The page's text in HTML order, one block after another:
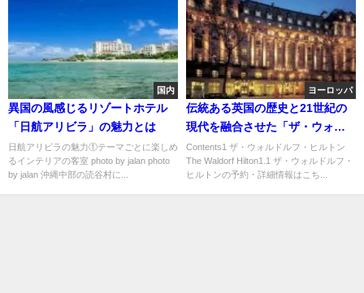
国内
異国の風感じるリゾートホテル
「日航アリビラ」の魅力とは
日航アリビラの魅力①テーマごとに楽しめ
るインテリアの客室 photo by jalan photo
by jalan 沖縄中部の読谷村に...
ヨーロッパ
伝統ある英国の歴史と21世紀の
現代を融合させた「ザ・ウォル
ドルフ・ヒルトン」
Contents1 ザ・ウォルドルフ・ヒルトン
The Waldorf Hilton1.1 ザ・ウォルドルフ・
ヒルトンの予約・詳細情報はこち...